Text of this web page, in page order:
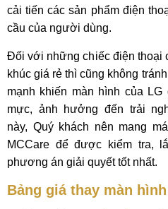
cải tiến các sản phẩm điện
cầu của người dùng.
Đối với những chiếc điện thoại
khúc giá rẻ thì cũng không
mạnh khiến màn hình của
mực, ảnh hưởng đến trải
này, Quý khách nên mang
MCCare để được kiểm tra,
phương án giải quyết tốt nhất.
Bảng giá thay màn